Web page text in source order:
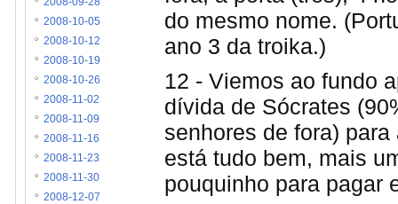
do mesmo nome.
ano 3 da troika.)
12 - Viemos ao fundo
dívida de Sócrates
senhores de fora)
está tudo bem, mais
pouquinho para pagar
2008-09-28
2008-10-05
2008-10-12
2008-10-19
2008-10-26
2008-11-02
2008-11-09
2008-11-16
2008-11-23
2008-11-30
2008-12-07